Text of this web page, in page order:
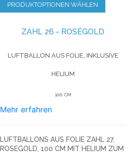
PRODUKTOPTIONEN WÄHLEN
ZAHL 26 - ROSÉGOLD
LUFTBALLON AUS FOLIE, INKLUSIVE
HELIUM
100 CM
Mehr erfahren
LUFTBALLONS AUS FOLIE ZAHL 27,
ROSEGOLD, 100 CM MIT HELIUM ZUM